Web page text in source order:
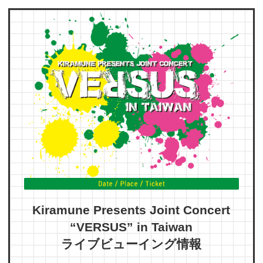
Kiramune Presents Joint Concert
“VERSUS” in Taiwan
ライブビューイング情報